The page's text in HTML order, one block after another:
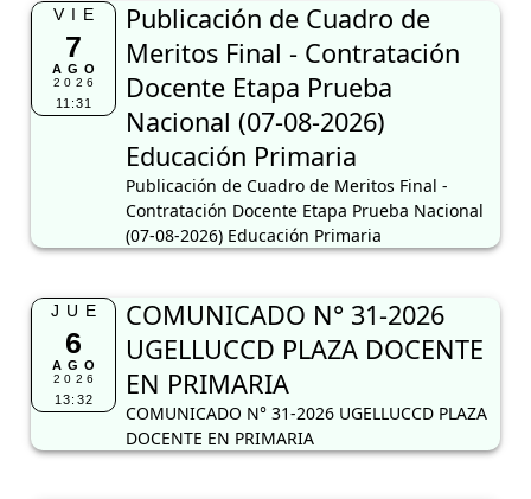
VIE
7
AGO
2026
11:31
Publicación de Cuadro de
Meritos Final - Contratación
Docente Etapa Prueba
Nacional (07-08-2026)
Educación Primaria
Publicación de Cuadro de Meritos Final -
Contratación Docente Etapa Prueba Nacional
(07-08-2026) Educación Primaria
JUE
6
AGO
2026
13:32
COMUNICADO N° 31-2026
UGELLUCCD PLAZA DOCENTE
EN PRIMARIA
COMUNICADO N° 31-2026 UGELLUCCD PLAZA
DOCENTE EN PRIMARIA